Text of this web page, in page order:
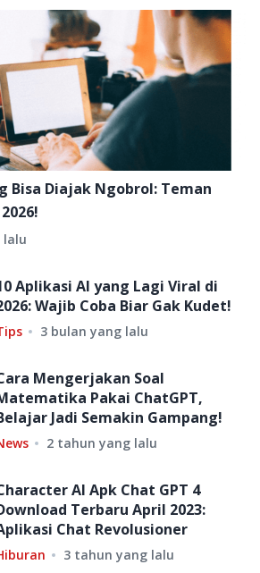
Bisa Diajak Ngobrol: Teman
lalu
Aplikasi AI yang Lagi Viral di
Wajib Coba Biar Gak Kudet!
3 bulan yang lalu
Mengerjakan Soal
Pakai ChatGPT,
Jadi Semakin Gampang!
2 tahun yang lalu
AI Apk Chat GPT 4
Terbaru April 2023:
Chat Revolusioner
3 tahun yang lalu